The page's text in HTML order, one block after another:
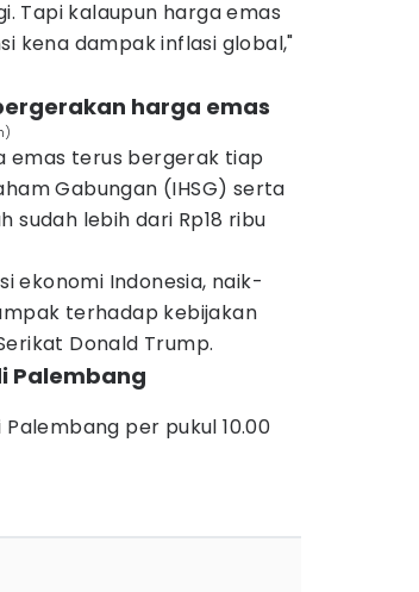
Tapi kalaupun harga emas
kena dampak inflasi global,"
harga emas
emas terus bergerak tiap
Gabungan (IHSG) serta
lebih dari Rp18 ribu
ekonomi Indonesia, naik-
terhadap kebijakan
Donald Trump.
Palembang
per pukul 10.00